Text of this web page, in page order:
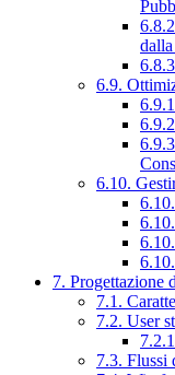
6.9.
6.10.
7. Progettazione
7.1.
7.2. User
7.3. Flussi